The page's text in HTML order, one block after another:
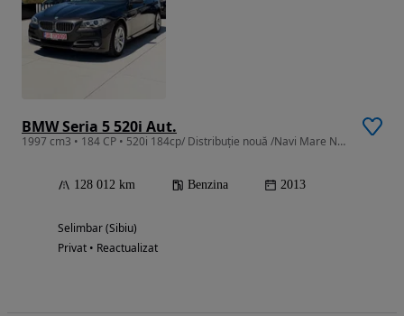
BMW Seria 5 520i Aut.
1997 cm3 • 184 CP • 520i 184cp/ Distribuție nouă /Navi Mare NBT
128 012 km Benzina 2013
Selimbar (Sibiu)
Privat • Reactualizat